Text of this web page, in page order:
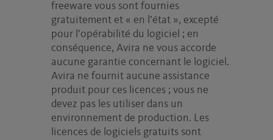
freeware vous sont fournies
gratuitement et « en l’état », excepté
pour l’opérabilité du logiciel ; en
conséquence, Avira ne vous accorde
aucune garantie concernant le logiciel.
Avira ne fournit aucune assistance
produit pour ces licences ; vous ne
devez pas les utiliser dans un
environnement de production. Les
licences de logiciels gratuits sont